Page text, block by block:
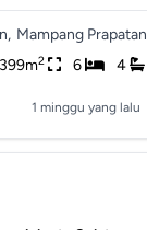
Mampang Prapatan
399m2 6 4
1 minggu yang lalu